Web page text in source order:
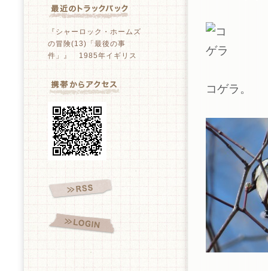
『シャーロック・ホームズ
の冒険(13)「最後の事
件」』 1985年イギリス
コゲラ。